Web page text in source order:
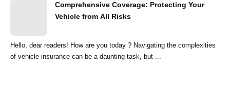
Comprehensive Coverage: Protecting Your
Vehicle from All Risks
Hello, dear readers! How are you today ? Navigating the complexities
of vehicle insurance can be a daunting task, but ...